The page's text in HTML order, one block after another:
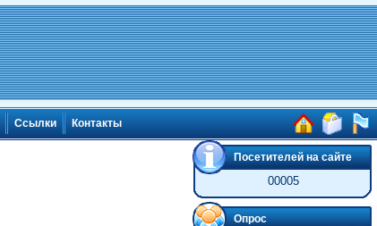
Ссылки Контакты
Посетителей на сайте
00005
Опрос